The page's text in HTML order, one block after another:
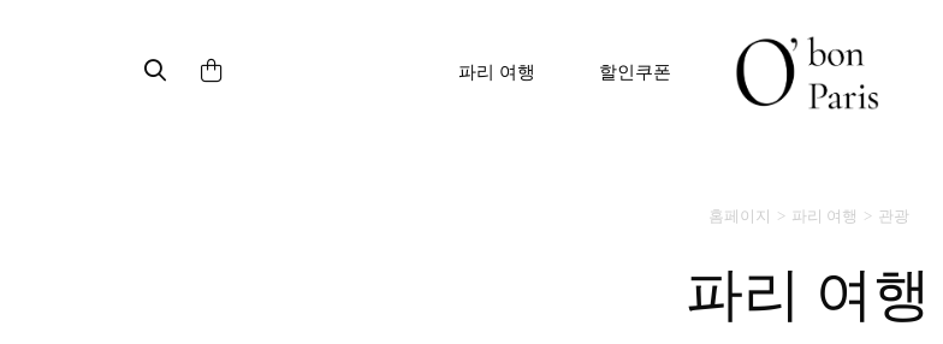
파리 여행 할인쿠폰
홈페이지 파리 여행 관광
파리 여행